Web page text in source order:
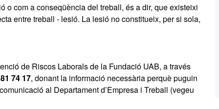
o com a conseqüència del treball, és a dir, que existeixi
entre treball - lesió. La lesió no constitueix, per si sola,
de Riscos Laborals de la Fundació UAB, a través
74 17, donant la informació necessària perquè puguin
al Departament d’Empresa i Treball (vegeu